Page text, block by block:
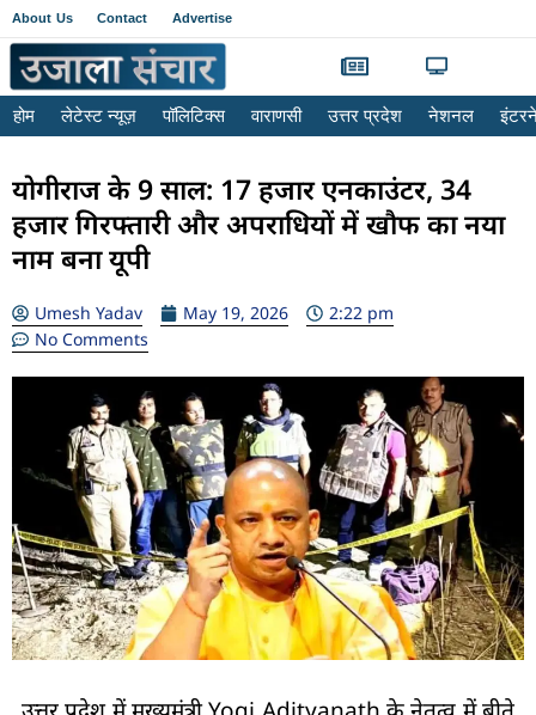
About Us Contact Advertise
होम लेटेस्ट न्यूज़ पॉलिटिक्स वाराणसी उत्तर प्रदेश नेशनल
योगीराज के 9 साल: 17 हजार एनकाउंटर, 34
हजार गिरफ्तारी और अपराधियों में खौफ का नया
नाम बना यूपी
Umesh Yadav May 19, 2026
2:22 pm
No Comments